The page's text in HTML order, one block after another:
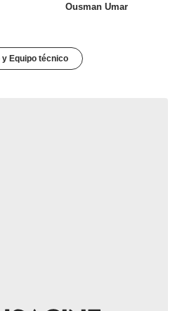
Ousman Umar
Equipo técnico